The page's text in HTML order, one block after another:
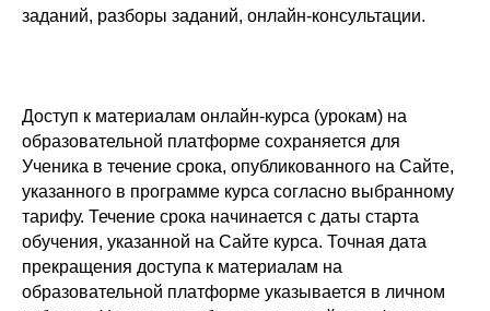
заданий, разборы заданий, онлайн-консультации.
Доступ к материалам онлайн-курса (урокам) на
образовательной платформе сохраняется для
Ученика в течение срока, опубликованного на Сайте,
указанного в программе курса согласно выбранному
тарифу. Течение срока начинается с даты старта
обучения, указанной на Сайте курса. Точная дата
прекращения доступа к материалам на
образовательной платформе указывается в личном